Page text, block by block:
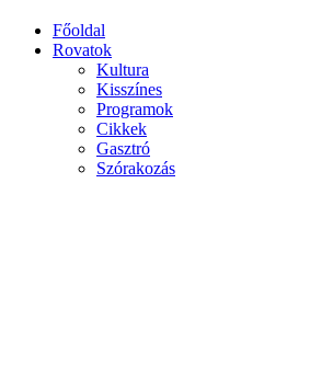
Főoldal
Rovatok
Kultura
Kisszínes
Programok
Cikkek
Gasztró
Szórakozás